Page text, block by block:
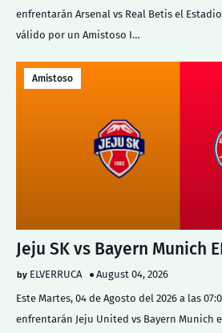
enfrentarán Arsenal vs Real Betis el
válido por un Amistoso I…
Amistoso
Jeju SK vs Bayern Munich
ELVERRUCA
August 04, 2026
Este Martes, 04 de Agosto del 2026 a las
enfrentarán Jeju United vs Bayern Munich